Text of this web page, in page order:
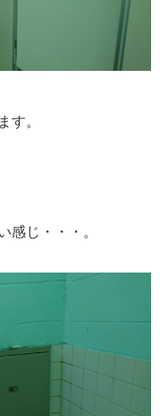
す。
感じ・・・。